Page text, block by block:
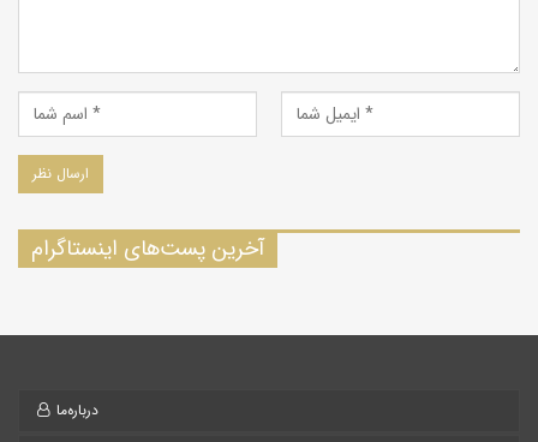
آخرین پست‌های اینستاگرام
درباره‌ما